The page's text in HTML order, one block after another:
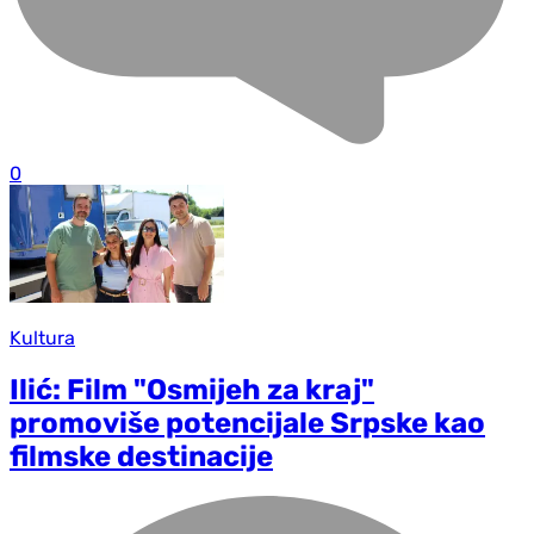
0
Kultura
Ilić: Film "Osmijeh za kraj"
promoviše potencijale Srpske kao
filmske destinacije